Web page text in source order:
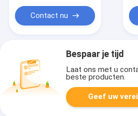
Contact nu
Bespaar je tijd
Laat ons met u
beste producten.
Geef uw